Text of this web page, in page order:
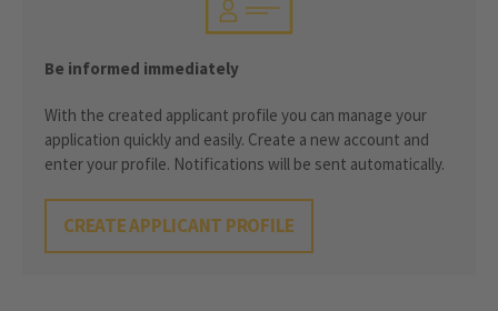
Be informed immediately
With the created applicant profile you can manage your
application quickly and easily. Create a new account and
enter your profile. Notifications will be sent automatically.
CREATE APPLICANT PROFILE